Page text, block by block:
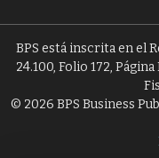
BPS está inscrita en el
24.100, Folio 172,
© 2026 BPS Business